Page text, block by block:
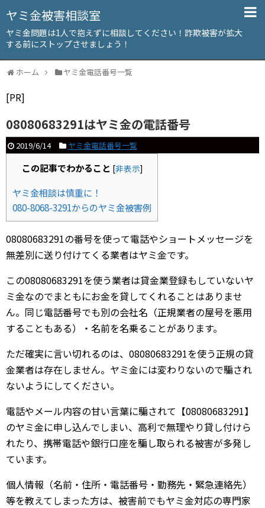
ヤミ金被害相談室
ヤミ金問題は1人で抱えずに相談してください！詐欺被害が拡大
する前にストップさせましょう！
ホーム ヤミ金電話番号一覧
[PR]
08080683291はヤミ金の電話番号
2019/6/14 ヤミ金電話番号一覧
この記事でわかること [非表示]
ヤミ金相談は慎重に！
080-8068-3291からのヤミ金被害例
08080683291の番号を使って電話やショートメッセージを
無差別に送り付けてくる業者はヤミ金です。
この08080683291を使う業者は貸金業登録もしていないヤ
ミ金なのでまともにお金を貸してくれることはありませ
ん。同じ電話番号でも別の会社名（正規業者の屋号を悪用
することもある）・名前を名乗ることがあります。
ただ確実に言い切れるのは、08080683291を使う正規の貸
金業者は存在しません。ヤミ金には変わりないので騙され
ないようにしてください。
電話やメール内容の甘い言葉に騙されて【08080683291】
のヤミ金に申し込んでしまい、高利で無理やり貸し付けら
れたり、携帯電話や銀行口座を騙し取られる被害が多発し
ています。
個人情報（名前・住所・電話番号・勤務先・緊急連絡先）
等を教えてしまった方は、被害前でもヤミ金対応の専門家